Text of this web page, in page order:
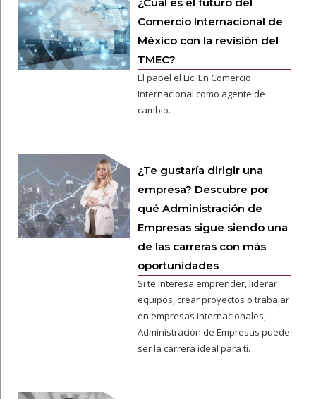
Comercio Internacional de
México con la revisión del
TMEC?
El papel el Lic. En Comercio
Internacional como agente de
cambio.
¿Te gustaría dirigir una
empresa? Descubre por
qué Administración de
Empresas sigue siendo una
de las carreras con más
oportunidades
Si te interesa emprender, liderar
equipos, crear proyectos o trabajar
en empresas internacionales,
Administración de Empresas puede
ser la carrera ideal para ti.